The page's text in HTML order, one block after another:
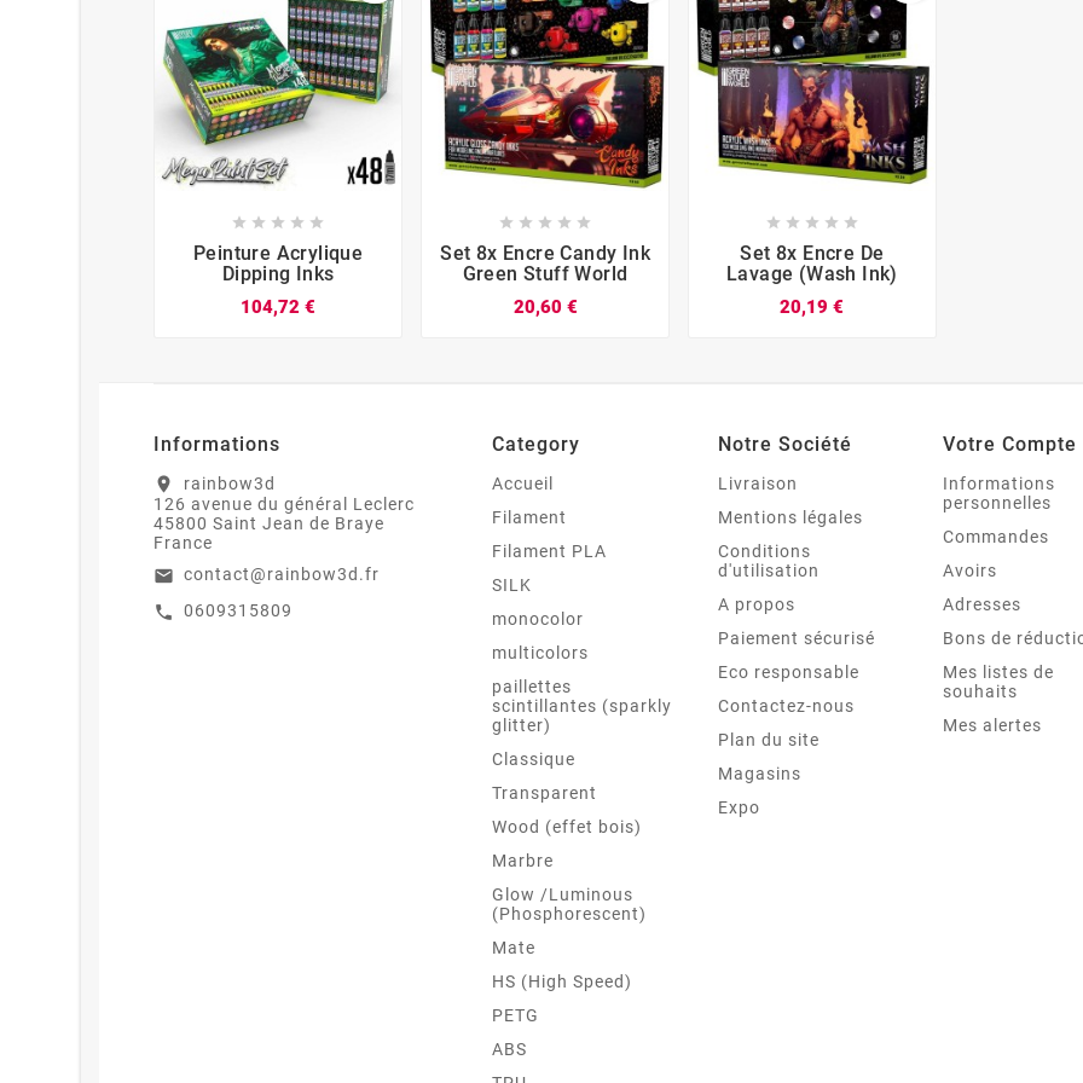
 
    
Peinture Acrylique
Dipping Inks
104,72 €
 
    
Set 8x Encre Candy Ink
Green Stuff World
20,60 €
 
    
Set 8x Encre De
Lavage (wash Ink)
20,19 €
Informations
location_on
rainbow3d
126 avenue du général Leclerc
45800 Saint Jean de Braye
France
email contact@rainbow3d.fr
call 0609315809
Category
Accueil
Filament
Filament PLA
SILK
monocolor
multicolors
paillettes
scintillantes (sparkly
glitter)
Classique
Transparent
Wood (effet bois)
Marbre
Glow /Luminous
(Phosphorescent)
Mate
HS (High Speed)
PETG
ABS
Notre Société
Livraison
Mentions légales
Conditions
d'utilisation
A propos
Paiement sécurisé
Eco responsable
Contactez-nous
Plan du site
Magasins
Expo
Votre Compte
Informations
personnelles
Commandes
Avoirs
Adresses
Bons de
Mes listes de
souhaits
Mes alertes